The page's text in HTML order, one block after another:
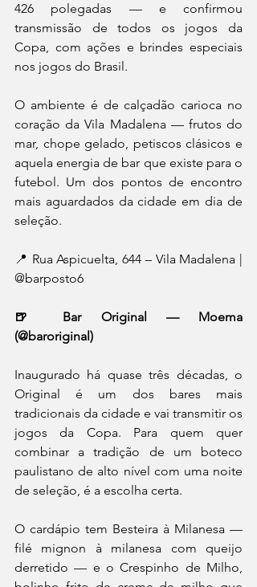
426 polegadas — e confirmou
transmissão de todos os jogos da
Copa, com ações e brindes especiais
nos jogos do Brasil.
O ambiente é de calçadão carioca no
coração da Vila Madalena — frutos do
mar, chope gelado, petiscos clásicos e
aquela energia de bar que existe para o
futebol. Um dos pontos de encontro
mais aguardados da cidade em dia de
seleção.
📍 Rua Aspicuelta, 644 – Vila Madalena |
@barposto6
🍺 Bar Original — Moema
(@baroriginal)
Inaugurado há quase três décadas, o
Original é um dos bares mais
tradicionais da cidade e vai transmitir os
jogos da Copa. Para quem quer
combinar a tradição de um boteco
paulistano de alto nível com uma noite
de seleção, é a escolha certa.
O cardápio tem Besteira à Milanesa —
filé mignon à milanesa com queijo
derretido — e o Crespinho de Milho,